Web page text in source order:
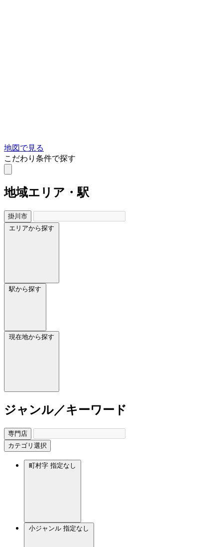
地図で見る
こだわり条件で探す
地域エリア・駅
掛川市
エリアから探す
駅から探す
現在地から探す
ジャンル／キーワード
専門店
カテゴリ選択
町村字 指定なし
小ジャンル 指定なし